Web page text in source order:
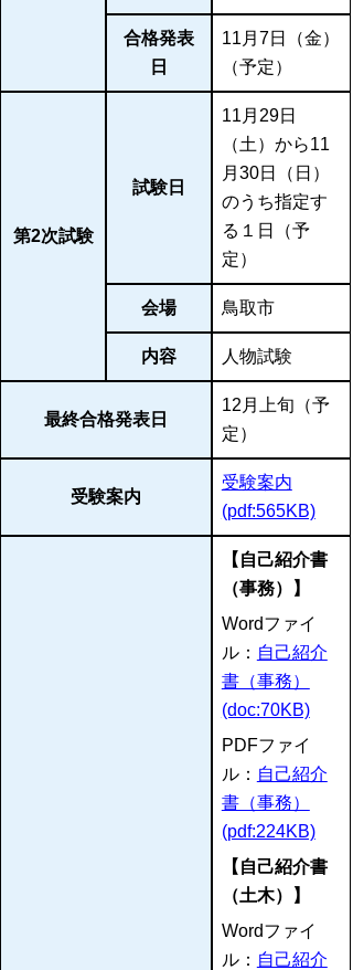
合格発表
日
11月7日（金）
（予定）
第2次試験
試験日
11月29日
（土）から11
月30日（日）
のうち指定す
る１日（予
定）
会場 鳥取市
内容 人物試験
最終合格発表日
12月上旬（予
定）
受験案内
受験案内
(pdf:565KB)
【自己紹介書
（事務）】
Wordファイ
ル： 自己紹介
書（事務）
(doc:70KB)
PDFファイ
ル： 自己紹介
書（事務）
(pdf:224KB)
【自己紹介書
（土木）】
Wordファイ
ル： 自己紹介